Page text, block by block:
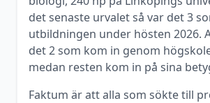
det senaste urvalet så var det3
utbildningen under hösten 2026.
det2som kom in genom
medan resten kom in på sina
Faktum är att alla som sökte till